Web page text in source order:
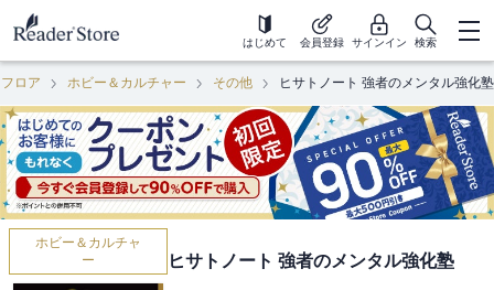
はじめて 会員登録 サインイン 検索
ロア ホビー＆カルチャー その他 ヒサトノート 強者のメンタル強化塾
ホビー＆カルチャ
ー
ヒサトノート 強者のメンタル強化塾